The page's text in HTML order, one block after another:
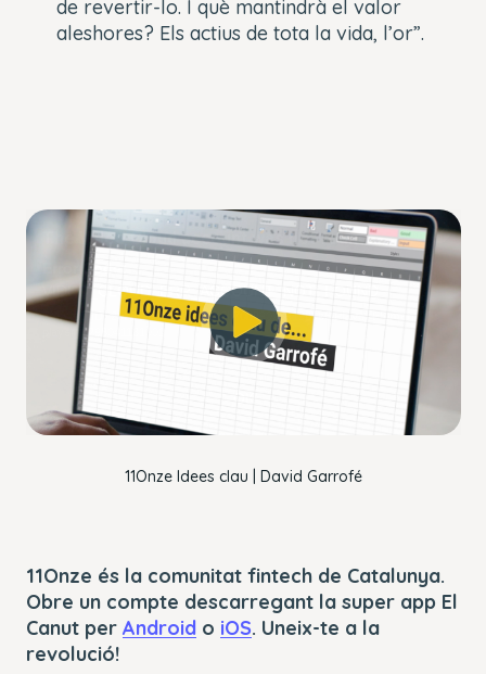
de revertir-lo. I què mantindrà el valor
aleshores? Els actius de tota la vida, l’or”.
11Onze Idees clau | David Garrofé
This
is
modal
window.
The Video Cloud account was not found.
Error Code:
VIDEO_CLOUD_ERR_ACCOUNT_NOT_FOUND
Session ID: 2026-08-09:52771ed6b70b89023e1989b6
Player Element ID:
player_6298041131001
Close
Dialog
11Onze és la comunitat fintech de Catalunya.
Obre un compte descarregant la super app El
Canut per Android o iOS. Uneix-te a la
revolució!